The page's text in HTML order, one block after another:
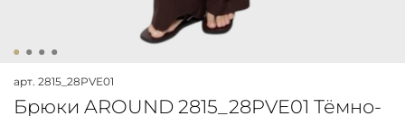
арт. 2815_28PVE01
Брюки AROUND 2815_28PVE01 Тёмно-